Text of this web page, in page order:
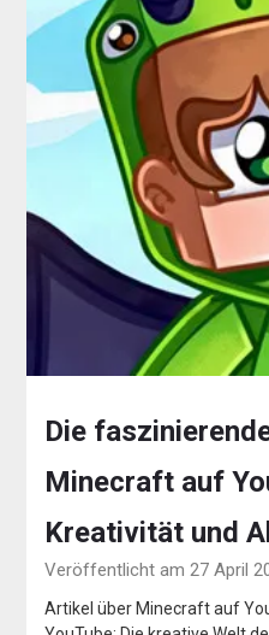
Die
Minecraft auf
Kreativität und
Veröffentlicht am 27 April
Artikel über Minecraft auf